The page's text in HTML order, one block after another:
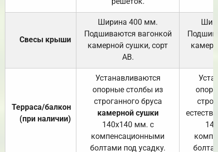
Свесы крыши
Ширина 400 мм.
Подшиваются вагонкой
камерной сушки, сорт
АВ.
Терраса/балкон
(при наличии)
Устанавливаются
опорные столбы из
строганного бруса
камерной сушки
140х140 мм. с
компенсационными
болтами под усадку.